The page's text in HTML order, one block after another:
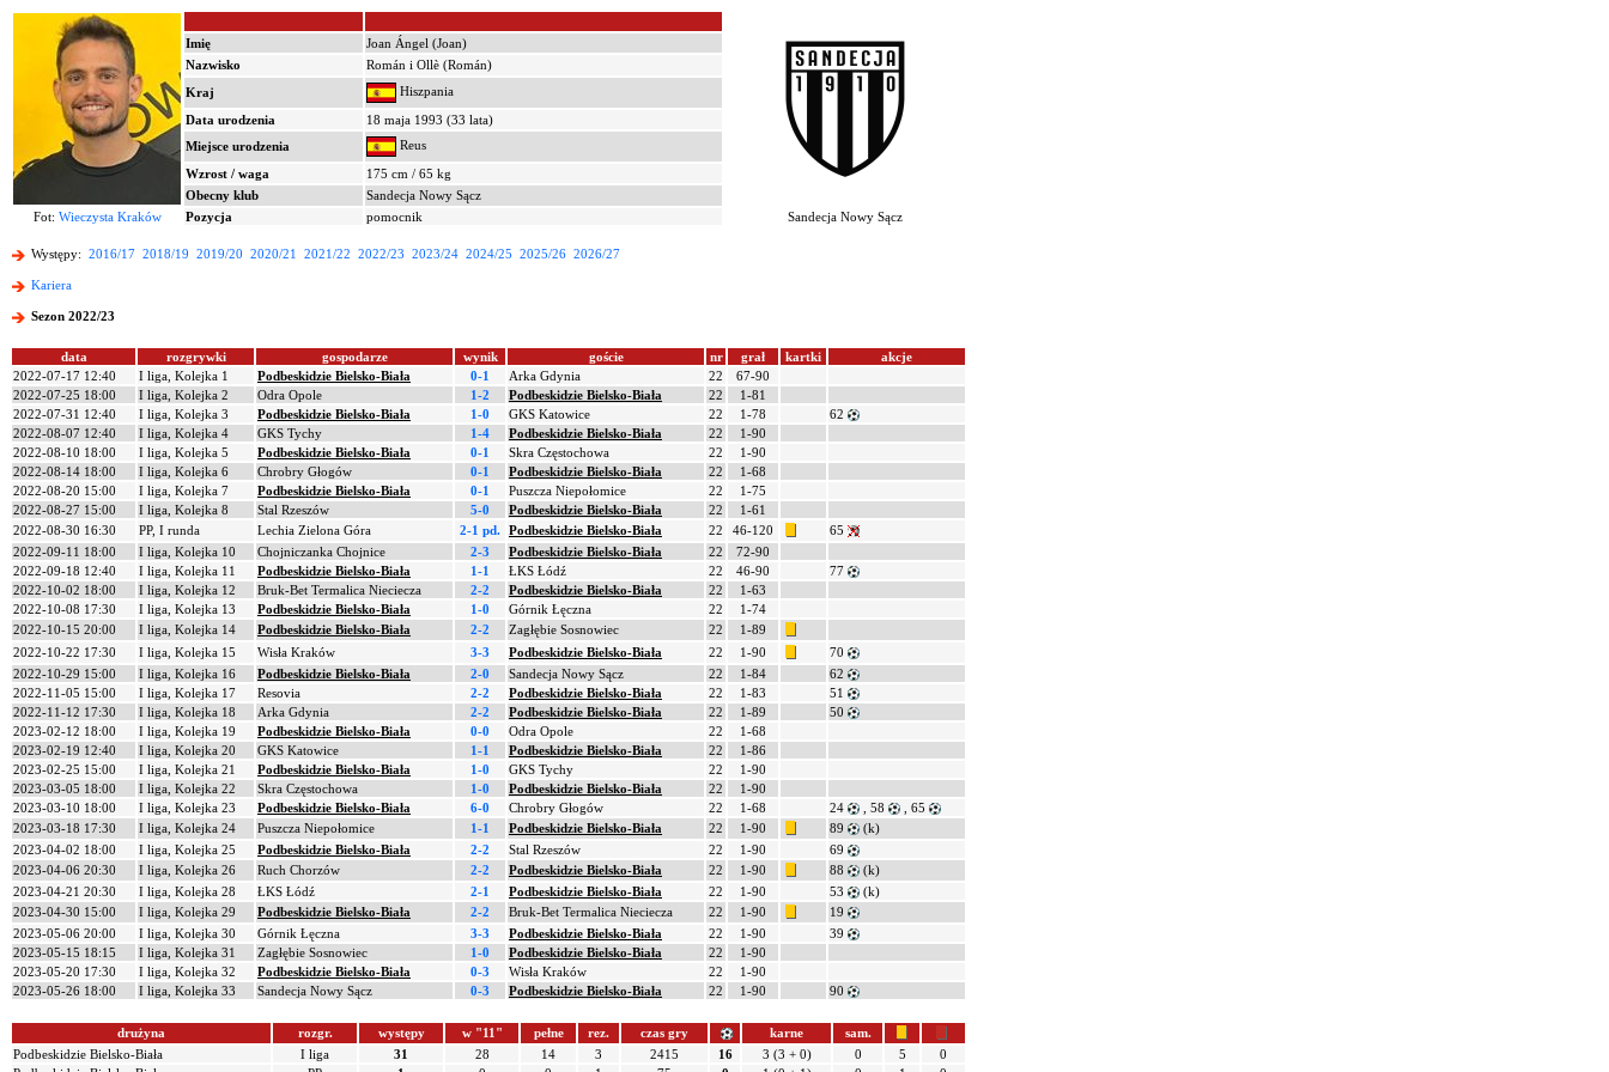
Imię
Joan Ángel (Joan)
Nazwisko
Román i Ollè (Román)
Kraj
Hiszpania
Data urodzenia
18 maja 1993 (33 lata)
Miejsce urodzenia
Reus
Wzrost / waga
175 cm / 65 kg
Obecny klub
Sandecja Nowy Sącz
Fot: Wieczysta Kraków Pozycja pomocnik Sandecja Nowy Sącz
Występy: 2016/17 2018/19 2019/20 2020/21 2021/22 2022/23 2023/24 2024/25 2025/26 2026/27
Kariera
Sezon 2022/23
data rozgrywki gospodarze wynik goście nr grał kartki
akcje
2022-07-17 12:40
I liga, Kolejka 1 Podbeskidzie Bielsko-Biała 0-1 Arka Gdynia 22
67-90
2022-07-25 18:00
I liga, Kolejka 2 Odra Opole 1-2 Podbeskidzie Bielsko-Biała 22
1-81
2022-07-31 12:40
I liga, Kolejka 3 Podbeskidzie Bielsko-Biała 1-0 GKS Katowice 22 1-78
62
2022-08-07 12:40
I liga, Kolejka 4 GKS Tychy 1-4 Podbeskidzie Bielsko-Biała 22
1-90
2022-08-10 18:00
I liga, Kolejka 5 Podbeskidzie Bielsko-Biała 0-1 Skra Częstochowa 22
1-90
2022-08-14 18:00
I liga, Kolejka 6 Chrobry Głogów 0-1 Podbeskidzie Bielsko-Biała 22
1-68
2022-08-20 15:00
I liga, Kolejka 7 Podbeskidzie Bielsko-Biała 0-1 Puszcza Niepołomice 22
1-75
2022-08-27 15:00
I liga, Kolejka 8 Stal Rzeszów 5-0 Podbeskidzie Bielsko-Biała 22
1-61
2022-08-30 16:30
PP, I runda Lechia Zielona Góra 2-1 pd. Podbeskidzie Bielsko-Biała 22 46-120
65
2022-09-11 18:00
I liga, Kolejka 10 Chojniczanka Chojnice 2-3 Podbeskidzie Bielsko-Biała 22
72-90
2022-09-18 12:40
I liga, Kolejka 11 Podbeskidzie Bielsko-Biała 1-1 ŁKS Łódź 22 46-90
77
2022-10-02 18:00
I liga, Kolejka 12 Bruk-Bet Termalica Nieciecza 2-2 Podbeskidzie Bielsko-Biała 22
1-63
2022-10-08 17:30
I liga, Kolejka 13 Podbeskidzie Bielsko-Biała 1-0 Górnik Łęczna 22
1-74
2022-10-15 20:00
I liga, Kolejka 14 Podbeskidzie Bielsko-Biała 2-2 Zagłębie Sosnowiec 22
1-89
2022-10-22 17:30
I liga, Kolejka 15 Wisła Kraków 3-3 Podbeskidzie Bielsko-Biała 22 1-90
70
2022-10-29 15:00
I liga, Kolejka 16 Podbeskidzie Bielsko-Biała 2-0 Sandecja Nowy Sącz 22 1-84
62
2022-11-05 15:00
I liga, Kolejka 17 Resovia 2-2 Podbeskidzie Bielsko-Biała 22 1-83
51
2022-11-12 17:30
I liga, Kolejka 18 Arka Gdynia 2-2 Podbeskidzie Bielsko-Biała 22 1-89
50
2023-02-12 18:00
I liga, Kolejka 19 Podbeskidzie Bielsko-Biała 0-0 Odra Opole 22
1-68
2023-02-19 12:40
I liga, Kolejka 20 GKS Katowice 1-1 Podbeskidzie Bielsko-Biała 22
1-86
2023-02-25 15:00
I liga, Kolejka 21 Podbeskidzie Bielsko-Biała 1-0 GKS Tychy 22
1-90
2023-03-05 18:00
I liga, Kolejka 22 Skra Częstochowa 1-0 Podbeskidzie Bielsko-Biała 22
1-90
2023-03-10 18:00
I liga, Kolejka 23 Podbeskidzie Bielsko-Biała 6-0 Chrobry Głogów 22 1-68 24 , 58
, 65
2023-03-18 17:30
I liga, Kolejka 24 Puszcza Niepołomice 1-1 Podbeskidzie Bielsko-Biała 22 1-90 89
(k)
2023-04-02 18:00
I liga, Kolejka 25 Podbeskidzie Bielsko-Biała 2-2 Stal Rzeszów 22 1-90
69
2023-04-06 20:30
I liga, Kolejka 26 Ruch Chorzów 2-2 Podbeskidzie Bielsko-Biała 22 1-90 88
(k)
2023-04-21 20:30
I liga, Kolejka 28 ŁKS Łódź 2-1 Podbeskidzie Bielsko-Biała 22 1-90 53
(k)
2023-04-30 15:00
I liga, Kolejka 29 Podbeskidzie Bielsko-Biała 2-2 Bruk-Bet Termalica Nieciecza 22 1-90
19
2023-05-06 20:00
I liga, Kolejka 30 Górnik Łęczna 3-3 Podbeskidzie Bielsko-Biała 22 1-90
39
2023-05-15 18:15
I liga, Kolejka 31 Zagłębie Sosnowiec 1-0 Podbeskidzie Bielsko-Biała 22
1-90
2023-05-20 17:30
I liga, Kolejka 32 Podbeskidzie Bielsko-Biała 0-3 Wisła Kraków 22
1-90
2023-05-26 18:00
I liga, Kolejka 33 Sandecja Nowy Sącz 0-3 Podbeskidzie Bielsko-Biała 22 1-90 90
drużyna rozgr. występy w "11" pełne rez. czas gry karne
sam.
Podbeskidzie Bielsko-Biała
I liga 31 28 14 3 2415 16 3 (3 + 0) 0 5
0